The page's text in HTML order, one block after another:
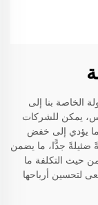
الخاصة بنا إلى
يمكن للشركات
يؤدي إلى خفض
ضئيلةً جدًّا، ما يضمن
من حيث التكلفة ما
لتحسين أرباحها